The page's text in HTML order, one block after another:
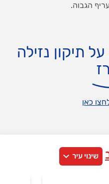
הגבוה.
תיקון נזילה
כאן
שינוי עיר